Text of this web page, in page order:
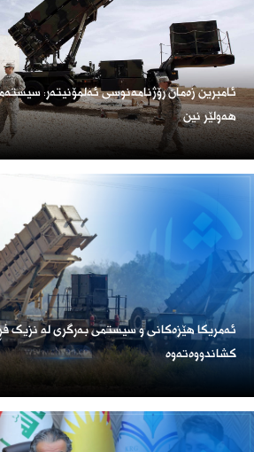
ئامبرین زەمان رۆژنامەنوسی ئەلمۆنیتەر:
هەولێر نین
ئەمریكا هێزەكانی و سیستمی بەرگری لە نزیک
كشاندووەتەوە